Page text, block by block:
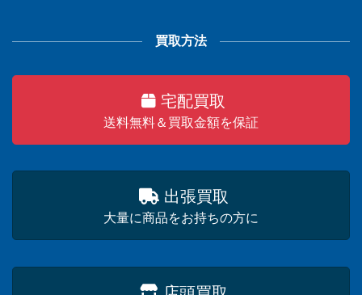
買取方法
宅配買取
送料無料＆買取金額を保証
出張買取
大量に商品をお持ちの方に